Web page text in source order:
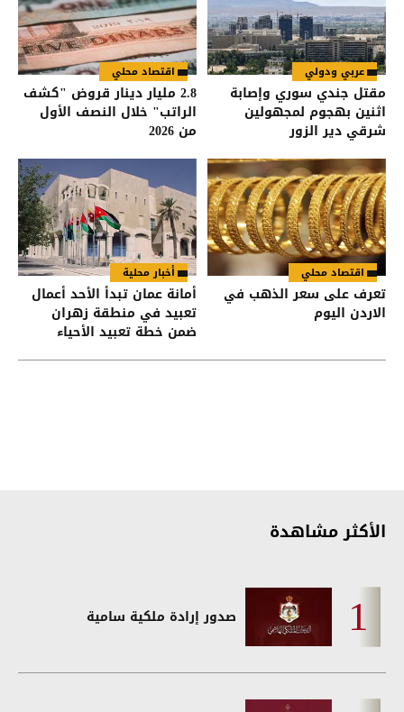
عربي ودولي
مقتل جندي سوري وإصابة
اثنين بهجوم لمجهولين
شرقي دير الزور
اقتصاد محلي
2.8 مليار دينار قروض "كشف
الراتب" خلال النصف الأول
من 2026
اقتصاد محلي
تعرف على سعر الذهب في
الاردن اليوم
أخبار محلية
أمانة عمان تبدأ الأحد أعمال
تعبيد في منطقة زهران
ضمن خطة تعبيد الأحياء
الأكثر مشاهدة
صدور إرادة ملكية سامية